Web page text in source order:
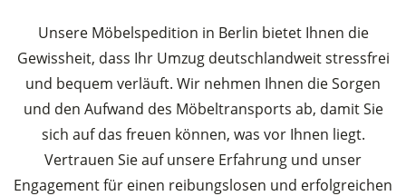
Unsere Möbelspedition in Berlin bietet Ihnen die
Gewissheit, dass Ihr Umzug deutschlandweit stressfrei
und bequem verläuft. Wir nehmen Ihnen die Sorgen
und den Aufwand des Möbeltransports ab, damit Sie
sich auf das freuen können, was vor Ihnen liegt.
Vertrauen Sie auf unsere Erfahrung und unser
Engagement für einen reibungslosen und erfolgreichen